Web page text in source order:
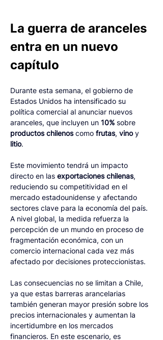
La guerra de aranceles
entra en un nuevo
capítulo
Durante esta semana, el gobierno de
Estados Unidos ha intensificado su
política comercial al anunciar nuevos
aranceles, que incluyen un 10% sobre
productos chilenos como frutas, vino y
litio.
Este movimiento tendrá un impacto
directo en las exportaciones chilenas,
reduciendo su competitividad en el
mercado estadounidense y afectando
sectores clave para la economía del país.
A nivel global, la medida refuerza la
percepción de un mundo en proceso de
fragmentación económica, con un
comercio internacional cada vez más
afectado por decisiones proteccionistas.
Las consecuencias no se limitan a Chile,
ya que estas barreras arancelarias
también generan mayor presión sobre los
precios internacionales y aumentan la
incertidumbre en los mercados
financieros. En este escenario, es